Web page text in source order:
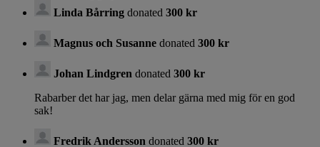
Linda Bårring donated 300 kr
Magnus och Susanne donated 300 kr
Johan Lindgren donated 300 kr
Rabarber det har jag, men delar gärna med mig för en god
sak!
Fredrik Andersson donated 300 kr